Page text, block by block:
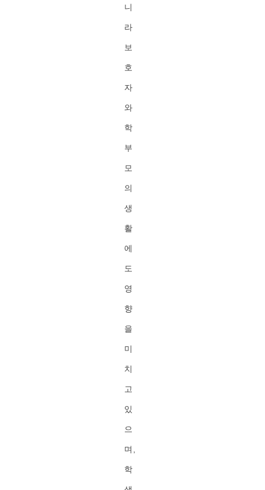
니
라
보
호
자
와
학
부
모
의
생
활
에
도
영
향
을
미
치
고
있
으
며,
학